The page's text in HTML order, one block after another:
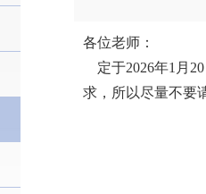
各位老师：
定于2026年1月
求，所以尽量不要